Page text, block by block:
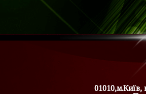
01010,м.Київ,